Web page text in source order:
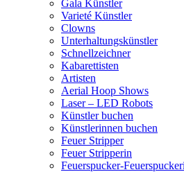
Gala Künstler
Varieté Künstler
Clowns
Unterhaltungskünstler
Schnellzeichner
Kabarettisten
Artisten
Aerial Hoop Shows
Laser – LED Robots
Künstler buchen
Künstlerinnen buchen
Feuer Stripper
Feuer Stripperin
Feuerspucker-